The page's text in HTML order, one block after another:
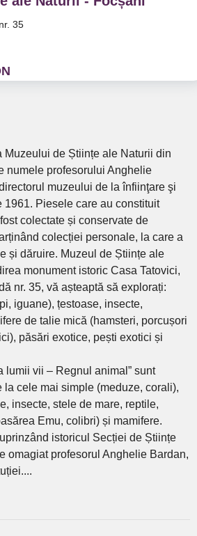
35
Muzeului de Științe ale Naturii din
numele profesorului Anghelie
muzeului de la înfiinţare şi
1961. Piesele care au constituit
colectate și conservate de
colecției personale, la care a
și dăruire. Muzeul de Științe ale
monument istoric Casa Tatovici,
nr. 35, vă așteaptă să explorați:
iguane), țestoase, insecte,
de talie mică (hamsteri, porcușori
păsări exotice, pești exotici și
lumii vii – Regnul animal” sunt
la cele mai simple (meduze, corali),
insecte, stele de mare, reptile,
Emu, colibri) și mamifere.
istoricul Secției de Științe
omagiat profesorul Anghelie Bardan,